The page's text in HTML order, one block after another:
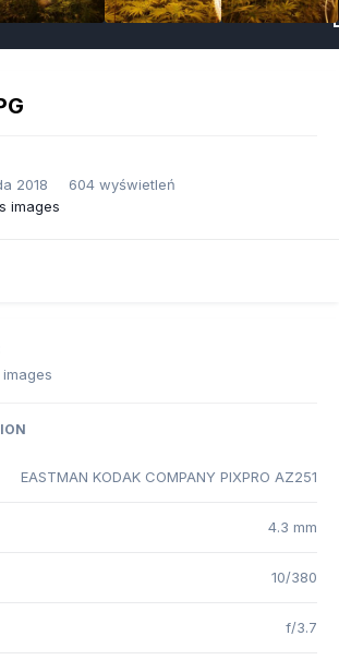
2018
604 wyświetleń
images
images
EASTMAN KODAK COMPANY PIXPRO AZ251
4.3 mm
10/380
f/3.7